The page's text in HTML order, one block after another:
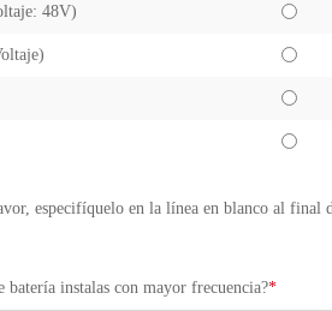
48V)
especifíquelo en la línea en blanco al final
batería instalas con mayor frecuencia?*